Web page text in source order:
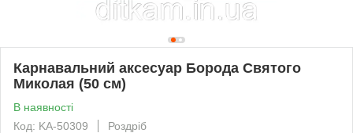
Карнавальний аксесуар Борода Святого
Миколая (50 см)
В наявності
Код: KA-50309
Роздріб